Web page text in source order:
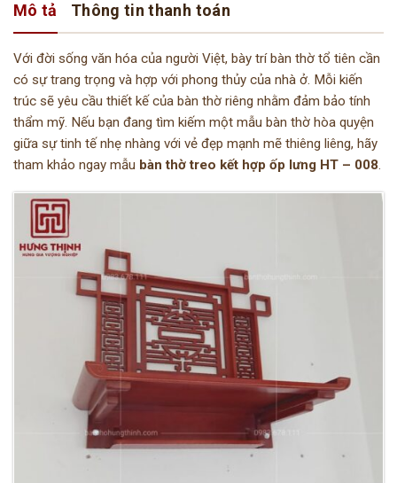
Mô tả Thông tin thanh toán
Với đời sống văn hóa của người Việt, bày trí bàn thờ tổ tiên cần
có sự trang trọng và hợp với phong thủy của nhà ở. Mỗi kiến
trúc sẽ yêu cầu thiết kế của bàn thờ riêng nhằm đảm bảo tính
thẩm mỹ. Nếu bạn đang tìm kiếm một mẫu bàn thờ hòa quyện
giữa sự tinh tế nhẹ nhàng với vẻ đẹp mạnh mẽ thiêng liêng, hãy
tham khảo ngay mẫu bàn thờ treo kết hợp ốp lưng HT – 008.